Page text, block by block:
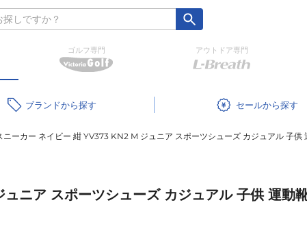
ゴルフ専門 アウトドア専門
ブランド セール
ニーカー ネイビー 紺 YV373 KN2 M ジュニア スポーツシューズ カジュアル 子供
ニア スポーツシューズ カジュアル 子供 運動